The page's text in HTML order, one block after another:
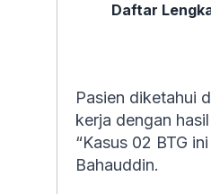
Daftar
Pasien diketahui
kerja dengan
“Kasus 02 BTG
Bahauddin.